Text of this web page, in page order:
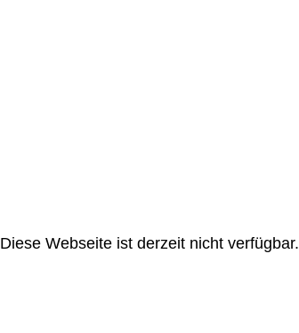
Diese Webseite ist derzeit nicht verfügbar.